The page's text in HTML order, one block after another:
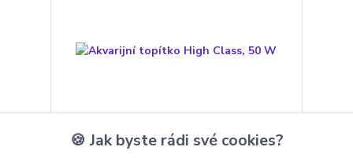
🍪 Jak byste rádi své cookies?